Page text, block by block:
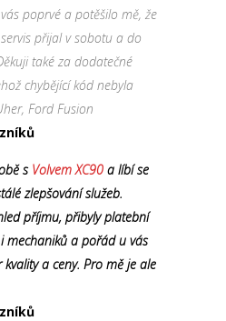
poprvé a potěšilo mě, že
přijal v sobotu a do
také za dodatečné
chybějící kód nebyla
Ford Fusion
s Volvem XC90 a líbí se
zlepšování služeb.
příjmu, přibyly platební
mechaniků a pořád u vás
a ceny. Pro mě je ale